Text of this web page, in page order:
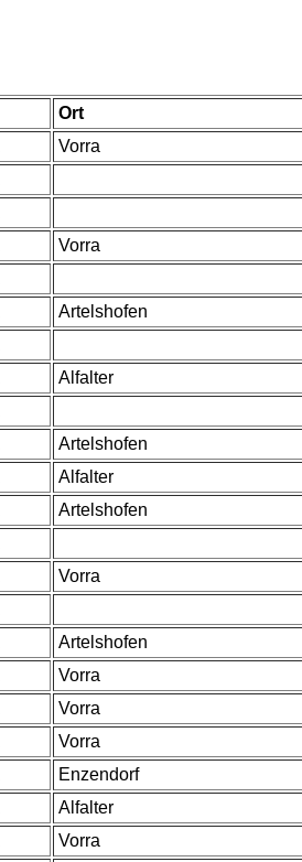
Ort
Vorra
Vorra
Artelshofen
Alfalter
Artelshofen
Alfalter
Artelshofen
Vorra
Artelshofen
Vorra
Vorra
Vorra
Enzendorf
Alfalter
Vorra